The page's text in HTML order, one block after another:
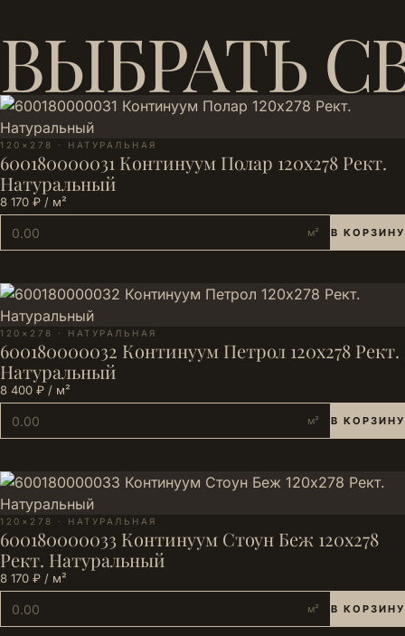
Для таких зон — матовая/натуральная поверхность.
Нужна ли сложная раскладка по рисунку? Нет. Рисунок
Continuum ровный, разнотон небольшой; достаточно
проверить калибр и тон партии и разложить плитку
«всухую» перед стартом.
ВЫБРАТЬ
120×278 · НАТУРАЛЬНАЯ
600180000031 Континуум Полар 120х278 Рект.
Натуральный
8 170 ₽ / м²
м² В КОРЗИНУ
120×278 · НАТУРАЛЬНАЯ
600180000032 Континуум Петрол 120х278 Рект.
Натуральный
8 400 ₽ / м²
м² В КОРЗИНУ
120×278 · НАТУРАЛЬНАЯ
600180000033 Континуум Стоун Беж 120х278
Рект. Натуральный
8 170 ₽ / м²
м² В КОРЗИНУ